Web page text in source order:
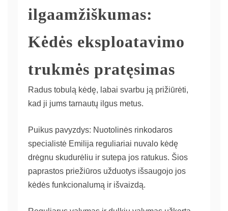
ilgaamžiškumas:
Kėdės eksploatavimo
trukmės pratęsimas
Radus tobulą kėdę, labai svarbu ją prižiūrėti,
kad ji jums tarnautų ilgus metus.
Puikus pavyzdys: Nuotolinės rinkodaros
specialistė Emilija reguliariai nuvalo kėdę
drėgnu skudurėliu ir sutepa jos ratukus. Šios
paprastos priežiūros užduotys išsaugojo jos
kėdės funkcionalumą ir išvaizdą.